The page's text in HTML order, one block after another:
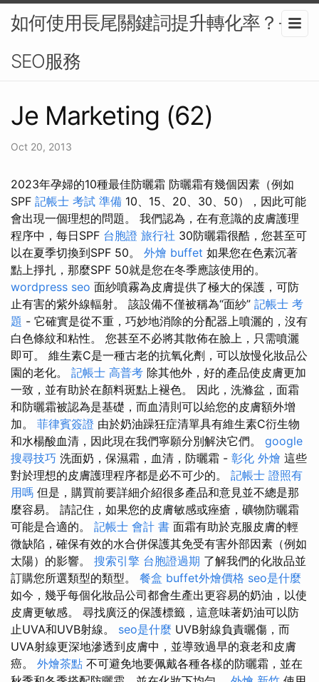
如何使用長尾關鍵詞提升轉化率？-
SEO服務
Je Marketing (62)
Oct 20, 2013
2023年孕婦的10種最佳防曬霜 防曬霜有幾個因素（例如
SPF 記帳士 考試 準備 10、15、20、30、50），因此可能
會出現一個理想的問題。 我們認為，在有意識的皮膚護理
程序中，每日SPF 台胞證 旅行社 30防曬霜很酷，您甚至可
以在夏季切換到SPF 50。 外燴 buffet 如果您在色素沉著
點上掙扎，那麼SPF 50就是您在冬季應該使用的。
wordpress seo 面紗噴霧為皮膚提供了極大的保護，可防
止有害的紫外線輻射。 該設備不僅被稱為“面紗” 記帳士 考
題 - 它確實是從不重，巧妙地消除的分配器上噴灑的，沒有
白色條紋和粘性。 您甚至不必將其散佈在臉上，只需噴灑
即可。 維生素C是一種古老的抗氧化劑，可以放慢化妝品公
園的老化。 記帳士 高普考 除其他外，好的產品使皮膚更加
一致，並有助於在顏料斑點上褪色。 因此，洗滌盆，面霜
和防曬霜被認為是基礎，而血清則可以給您的皮膚額外增
加。 菲律賓簽證 由於奶油躁狂症清單具有維生素C衍生物
和水楊酸血清，因此現在我們寧願分別解決它們。 google
搜尋技巧 洗面奶，保濕霜，血清，防曬霜 - 彰化 外燴 這些
對於理想的皮膚護理程序都是必不可少的。 記帳士 證照有
用嗎 但是，購買前要詳細介紹很多產品和意見並不總是那
麼容易。 請記住，如果您的皮膚敏感或痤瘡，礦物防曬霜
可能是合適的。 記帳士 會計 書 面霜有助於克服皮膚的輕
微缺陷，確保有效的水合併保護其免受有害外部因素（例如
太陽）的影響。 搜索引擎 台胞證過期 了解我們的化妝品並
訂購您所選類型的類型。 餐盒 buffet外燴價格 seo是什麼
如今，幾乎每個化妝品公司都會生產出更容易的奶油，以使
皮膚更敏感。 尋找廣泛的保護標籤，這意味著奶油可以防
止UVA和UVB射線。 seo是什麼 UVB射線負責曬傷，而
UVA射線更深地滲透到皮膚中，並導致過早的衰老和皮膚
癌。 外燴茶點 不可避免地要佩戴各種各樣的防曬霜，並在